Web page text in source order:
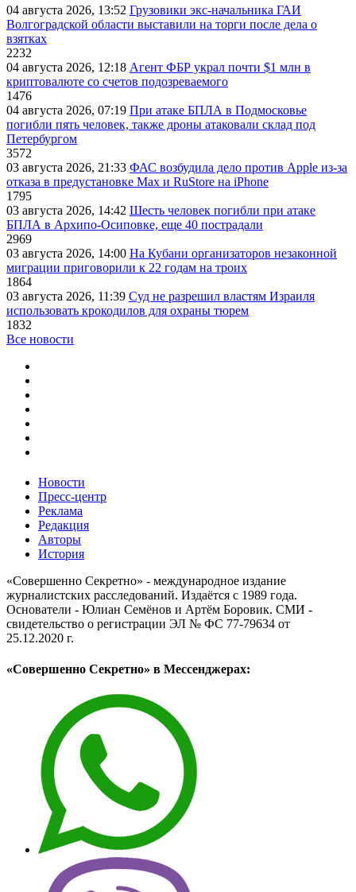
04 августа 2026, 13:52 Грузовики экс-начальника ГАИ
Волгоградской области выставили на торги после дела о
взятках
2232
04 августа 2026, 12:18 Агент ФБР украл почти $1 млн в
криптовалюте со счетов подозреваемого
1476
04 августа 2026, 07:19 При атаке БПЛА в Подмосковье
погибли пять человек, также дроны атаковали склад под
Петербургом
3572
03 августа 2026, 21:33 ФАС возбудила дело против Apple из-за
отказа в предустановке Max и RuStore на iPhone
1795
03 августа 2026, 14:42 Шесть человек погибли при атаке
БПЛА в Архипо-Осиповке, еще 40 пострадали
2969
03 августа 2026, 14:00 На Кубани организаторов незаконной
миграции приговорили к 22 годам на троих
1864
03 августа 2026, 11:39 Суд не разрешил властям Израиля
использовать крокодилов для охраны тюрем
1832
Все новости
Новости
Пресс-центр
Реклама
Редакция
Авторы
История
«Совершенно Секретно» - международное издание
журналистских расследований. Издаётся с 1989 года.
Основатели - Юлиан Семёнов и Артём Боровик. CМИ -
свидетельство о регистрации ЭЛ № ФС 77-79634 от
25.12.2020 г.
«Совершенно Секретно» в Мессенджерах: